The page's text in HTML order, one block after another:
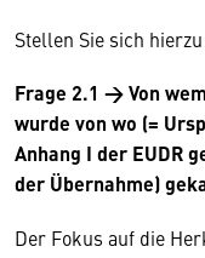
Stellen Sie sich
Frage 2.1 →Von
wurde von wo (=
Anhang I der EUDR
der Übernahme)
Der Fokus auf die